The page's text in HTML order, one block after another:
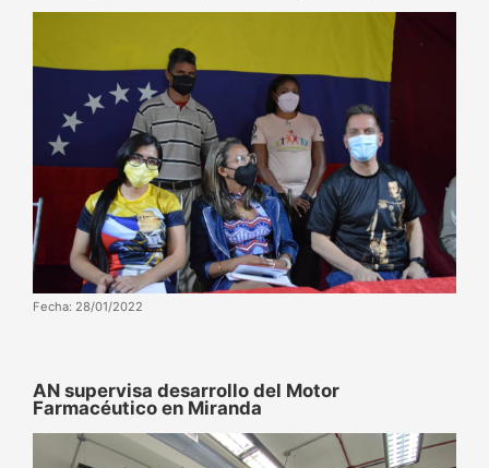
Fecha: 28/01/2022
AN supervisa desarrollo del Motor
Farmacéutico en Miranda